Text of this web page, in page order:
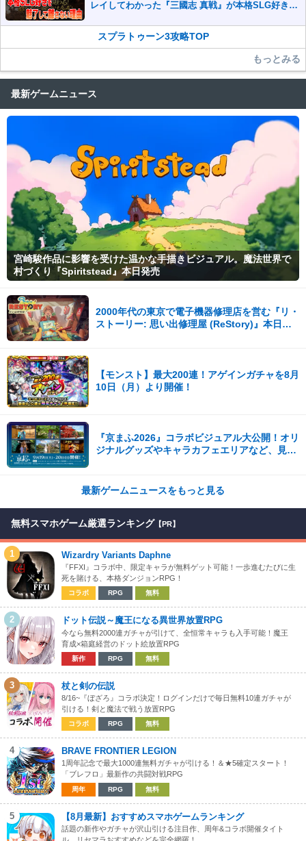
レイしてわかった『三國志 真戦』が本格SLG好きを
スプラトゥーン3攻略TOP
もっとみる
最新ゲームニュース
宮崎駿作品に影響を受けた温かな手描きビジュアル。魔法世界で
村づくり『Spiritstead』本日発売
2000年代の東京で電子機器修理店を営む『リ・
ストーリー: 思い出修理屋 (ReStory)』本日
【モンスト】最大200連！アゲインガチャを8月
10日（月）より開催！
『京まふ2026』コラボビジュアル大公開！オリ
ジナルグッズやキャラカフェエリアなど、見ど
最新ゲームニュースをもっと見る
無料スマホゲーム厳選ランキング 【PR】
1 Wizardry Variants Daphne
『FFXI』コラボ中、限定キャラが無料ゲット可能！一歩進むたびに生
死を賭ける、本格ダンジョンRPG！
コラボ RPG 無料
2 ドット伝説～魔王になる異世界放置RPG
今なら無料2000連ガチャが引けて、全恒常キャラも入手可能！魔王
育成×箱庭経営のドット絵放置RPG
新作 RPG 無料
3 杖と剣の伝説
8/16~『ぼざろ』コラボ決定！ログインだけで毎日無料10連ガチャが
引ける！剣と魔法で戦う放置RPG
コラボ RPG 無料
4 BRAVE FRONTIER LEGION
1周年記念で最大1000連無料ガチャが引ける！＆★5確定スタート！
「ブレフロ」最新作の共闘対戦RPG
周年 RPG 無料
5 【8月最新】おすすめスマホゲームランキング
話題の新作やガチャが沢山引ける注目作、周年&コラボ開催タイト